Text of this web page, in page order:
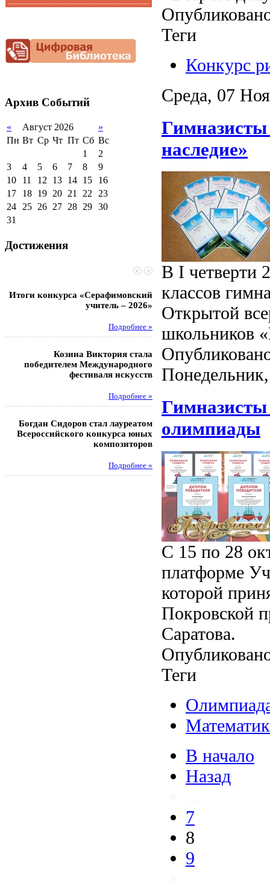
Снижение
документационной
нагрузки
Архив Событий
« Август 2026
»
Пн Вт Ср Чт Пт Сб Вс
1
2
3
4 5 6 7 8
9
10
11 12 13 14 15
16
17
18 19 20 21 22 23
24 25 26 27 28 29 30
31
Достижения
Итоги конкурса «Серафимовский
учитель – 2026»
Подробнее »
Козина Виктория стала
победителем Международного
фестиваля искусств
Подробнее »
Богдан Сидоров стал лауреатом
Всероссийского конкурса юных
композиторов
Подробнее »
Чебаненко Глеб стал
областных
Музафаров Пётр стал
Педагоги
этапа XXI
подвиг
Теги
Конкурс
Среда, 07
наследие»
В I четверти
классов
Открытой
школьников
Гимназисты
олимпиады
С 15 по 28
платформе
которой
Покровской
Саратова.
Теги
В начало
Назад
7
8
9